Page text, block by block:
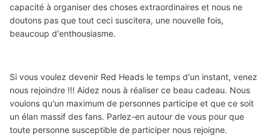
capacité à organiser des choses extraordinaires et nous ne
doutons pas que tout ceci suscitera, une nouvelle fois,
beaucoup d'enthousiasme.
Si vous voulez devenir Red Heads le temps d'un instant, venez
nous rejoindre !!! Aidez nous à réaliser ce beau cadeau. Nous
voulons qu'un maximum de personnes participe et que ce soit
un élan massif des fans. Parlez-en autour de vous pour que
toute personne susceptible de participer nous rejoigne.